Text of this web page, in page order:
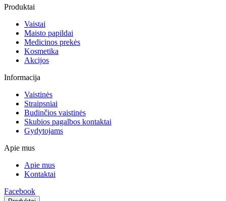
Produktai
Vaistai
Maisto papildai
Medicinos prekės
Kosmetika
Akcijos
Informacija
Vaistinės
Straipsniai
Budinčios vaistinės
Skubios pagalbos kontaktai
Gydytojams
Apie mus
Apie mus
Kontaktai
Facebook